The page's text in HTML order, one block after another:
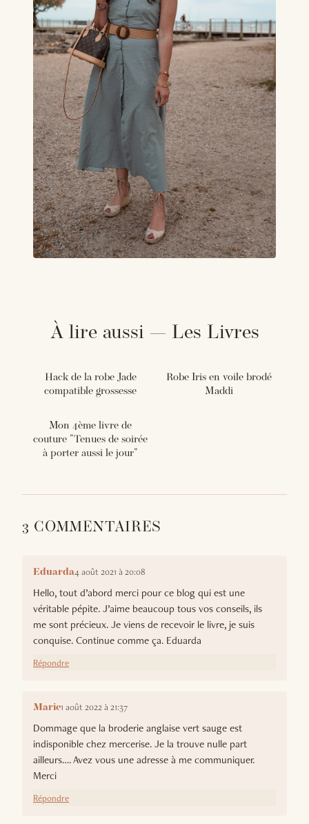
À lire aussi — Les Livres
Hack de la robe Jade
compatible grossesse
Robe Iris en voile brodé
Maddi
Mon 4ème livre de
couture "Tenues de soirée
à porter aussi le jour"
3 COMMENTAIRES
Eduarda4 août 2021 à 20:08
Hello, tout d’abord merci pour ce blog qui est une
véritable pépite. J’aime beaucoup tous vos conseils, ils
me sont précieux. Je viens de recevoir le livre, je suis
conquise. Continue comme ça. Eduarda
Répondre
Marie1 août 2022 à 21:37
Dommage que la broderie anglaise vert sauge est
indisponible chez mercerise. Je la trouve nulle part
ailleurs…. Avez vous une adresse à me communiquer.
Merci
Répondre